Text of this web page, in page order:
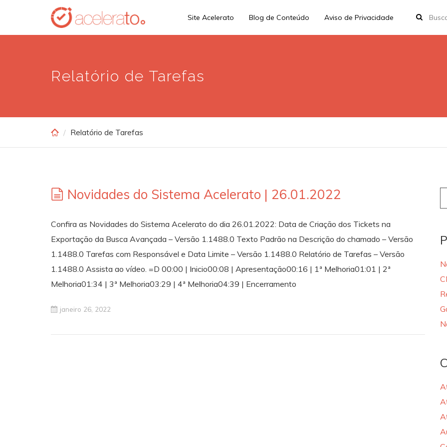
main
Site Acelerato Blog de Conteúdo Aviso de Privacidade
Relatório de Tarefas
Relatório de Tarefas
Novidades do Sistema Acelerato | 26.01.2022
Confira as Novidades do Sistema Acelerato do dia 26.01.2022: Data de Criação dos Tickets na
Exportação da Busca Avançada – Versão 1.1488.0 Texto Padrão na Descrição do chamado – Versão
1.1488.0 Tarefas com Responsável e Data Limite – Versão 1.1488.0 Relatório de Tarefas – Versão
1.1488.0 Assista ao vídeo. =D 00:00 | Inicio00:08 | Apresentação00:16 | 1ª Melhoria01:01 | 2ª
Melhoria01:34 | 3ª Melhoria03:29 | 4ª Melhoria04:39 | Encerramento
janeiro 26, 2022